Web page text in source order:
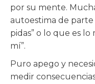
por su mente.
autoestima de parte
pidas” o lo que es lo
mí”.
Puro apego y
medir